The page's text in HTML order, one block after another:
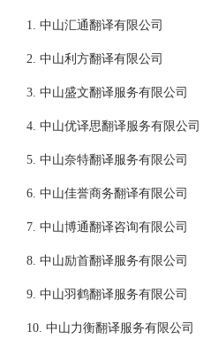
1. 中山汇通翻译有限公司
2. 中山利方翻译有限公司
3. 中山盛文翻译服务有限公司
4. 中山优译思翻译服务有限公司
5. 中山奈特翻译服务有限公司
6. 中山佳誉商务翻译有限公司
7. 中山博通翻译咨询有限公司
8. 中山励首翻译服务有限公司
9. 中山羽鹤翻译服务有限公司
10. 中山力衡翻译服务有限公司